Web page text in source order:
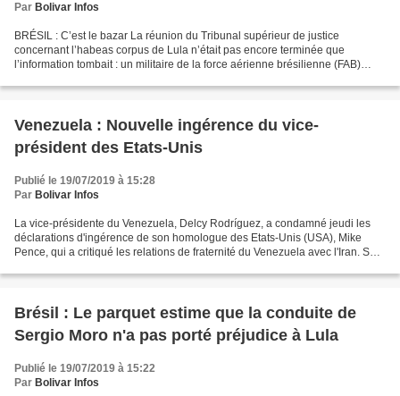
Par Bolivar Infos
BRÉSIL : C’est le bazar La réunion du Tribunal supérieur de justice
concernant l’habeas corpus de Lula n’était pas encore terminée que
l’information tombait : un militaire de la force aérienne brésilienne (FAB)
Venezuela : Nouvelle ingérence du vice-
président des Etats-Unis
Publié le 19/07/2019 à 15:28
Par Bolivar Infos
La vice-présidente du Venezuela, Delcy Rodríguez, a condamné jeudi les
déclarations d'ingérence de son homologue des Etats-Unis (USA), Mike
Pence, qui a critiqué les relations de fraternité du Venezuela avec l'Iran. Sur
Brésil : Le parquet estime que la conduite de
Sergio Moro n'a pas porté préjudice à Lula
Publié le 19/07/2019 à 15:22
Par Bolivar Infos